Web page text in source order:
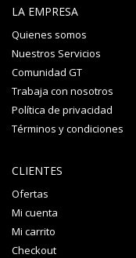
LA EMPRESA
Quienes somos
Nuestros Servicios
Comunidad GT
Trabaja con nosotros
Política de privacidad
Términos y condiciones
CLIENTES
Ofertas
Mi cuenta
Mi carrito
Checkout